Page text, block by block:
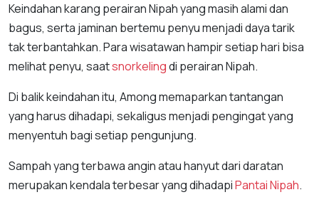
Keindahan karang perairan Nipah yang masih alami dan
bagus, serta jaminan bertemu penyu menjadi daya tarik
tak terbantahkan. Para wisatawan hampir setiap hari bisa
melihat penyu, saatsnorkelingdi perairan Nipah.
Di balik keindahan itu, Among memaparkan tantangan
yang harus dihadapi, sekaligus menjadi pengingat yang
menyentuh bagi setiap pengunjung.
Sampah yang terbawa angin atau hanyut dari daratan
merupakan kendala terbesar yang dihadapiPantai Nipah.